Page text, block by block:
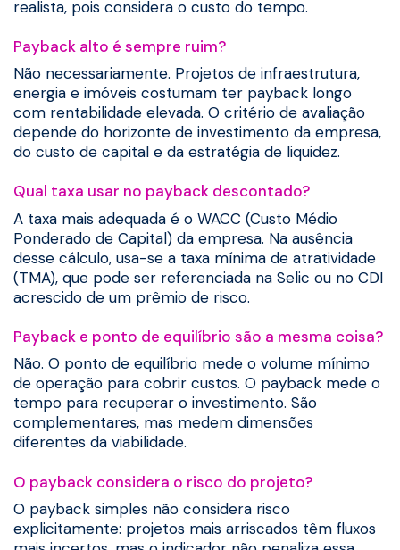
realista, pois considera o custo do tempo.
Payback alto é sempre ruim?
Não necessariamente. Projetos de infraestrutura,
energia e imóveis costumam ter payback longo
com rentabilidade elevada. O critério de avaliação
depende do horizonte de investimento da empresa,
do custo de capital e da estratégia de liquidez.
Qual taxa usar no payback descontado?
A taxa mais adequada é o WACC (Custo Médio
Ponderado de Capital) da empresa. Na ausência
desse cálculo, usa-se a taxa mínima de atratividade
(TMA), que pode ser referenciada na Selic ou no CDI
acrescido de um prêmio de risco.
Payback e ponto de equilíbrio são a mesma coisa?
Não. O ponto de equilíbrio mede o volume mínimo
de operação para cobrir custos. O payback mede o
tempo para recuperar o investimento. São
complementares, mas medem dimensões
diferentes da viabilidade.
O payback considera o risco do projeto?
O payback simples não considera risco
explicitamente: projetos mais arriscados têm fluxos